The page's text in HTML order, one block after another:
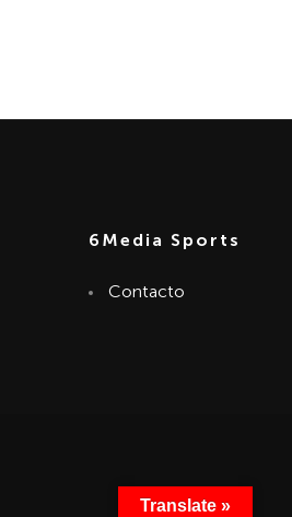
6Media Sports
Contacto
Translate »